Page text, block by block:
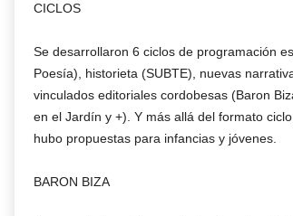
CICLOS
Se desarrollaron 6 ciclos de programación
Poesía), historieta (SUBTE), nuevas
vinculados editoriales cordobesas (Baron
en el Jardín y +). Y más allá del formato
hubo propuestas para infancias y jóvenes.
BARON BIZA